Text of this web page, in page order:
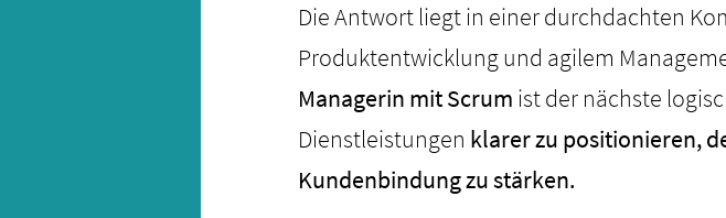
Die Antwort liegt in einer durchdachten
Produktentwicklung und agilem
Managerin mit Scrum ist der nächste
Dienstleistungen klarer zu positionieren,
Kundenbindung zu stärken.